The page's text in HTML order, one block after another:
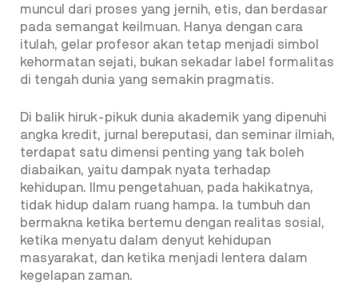
muncul dari proses yang jernih, etis, dan berdasar
pada semangat keilmuan. Hanya dengan cara
itulah, gelar profesor akan tetap menjadi simbol
kehormatan sejati, bukan sekadar label formalitas
di tengah dunia yang semakin pragmatis.
Di balik hiruk-pikuk dunia akademik yang dipenuhi
angka kredit, jurnal bereputasi, dan seminar ilmiah,
terdapat satu dimensi penting yang tak boleh
diabaikan, yaitu dampak nyata terhadap
kehidupan. Ilmu pengetahuan, pada hakikatnya,
tidak hidup dalam ruang hampa. Ia tumbuh dan
bermakna ketika bertemu dengan realitas sosial,
ketika menyatu dalam denyut kehidupan
masyarakat, dan ketika menjadi lentera dalam
kegelapan zaman.